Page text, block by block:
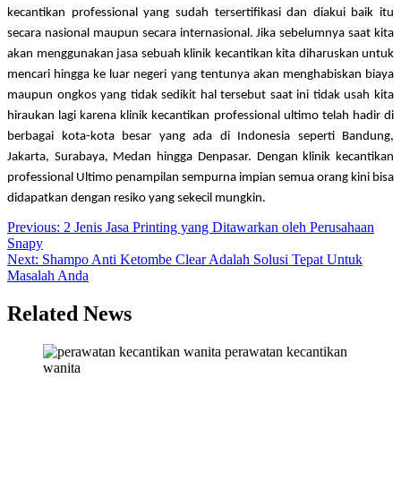
kecantikan professional yang sudah tersertifikasi dan diakui baik itu
secara nasional maupun secara internasional. Jika sebelumnya saat kita
akan menggunakan jasa sebuah klinik kecantikan kita diharuskan untuk
mencari hingga ke luar negeri yang tentunya akan menghabiskan biaya
maupun ongkos yang tidak sedikit hal tersebut saat ini tidak usah kita
hiraukan lagi karena klinik kecantikan professional ultimo telah hadir di
berbagai kota-kota besar yang ada di Indonesia seperti Bandung,
Jakarta, Surabaya, Medan hingga Denpasar. Dengan klinik kecantikan
professional Ultimo penampilan sempurna impian semua orang kini bisa
didapatkan dengan resiko yang sekecil mungkin.
Post
navigation
Previous: 2 Jenis Jasa Printing yang Ditawarkan oleh Perusahaan
Snapy
Next: Shampo Anti Ketombe Clear Adalah Solusi Tepat Untuk
Masalah Anda
Related News
perawatan kecantikan
wanita